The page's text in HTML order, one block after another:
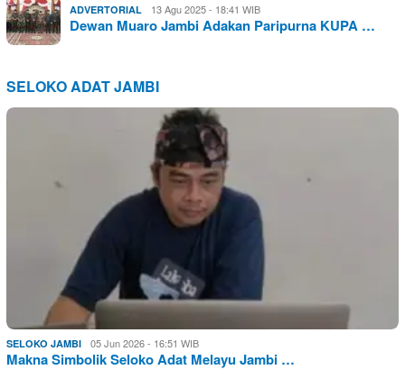
ADVERTORIAL 13 Agu 2025 - 18:41 WIB
Dewan Muaro Jambi Adakan Paripurna KUPA …
SELOKO ADAT JAMBI
SELOKO JAMBI 05 Jun 2026 - 16:51 WIB
Makna Simbolik Seloko Adat Melayu Jambi …